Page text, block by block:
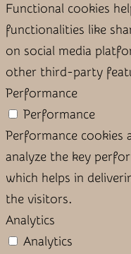
Functional cookies
functionalities like
on social media
other third-party
Performance
Performance
Performance cookies
analyze the key
which helps in
the visitors.
Analytics
Analytics